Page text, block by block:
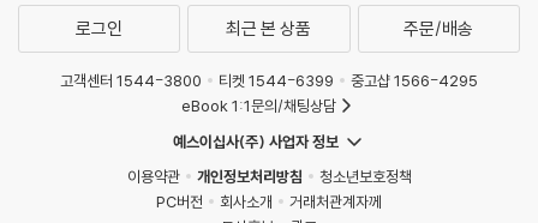
로그인 최근 본 상품 주문/배송
고객센터 1544-3800 티켓 1544-6399
중고샵 1566-4295
eBook 1:1문의/채팅상담
예스이십사(주) 사업자 정보
이용약관
개인정보처리방침
청소년보호정책
PC버전
회사소개
거래처관계자께